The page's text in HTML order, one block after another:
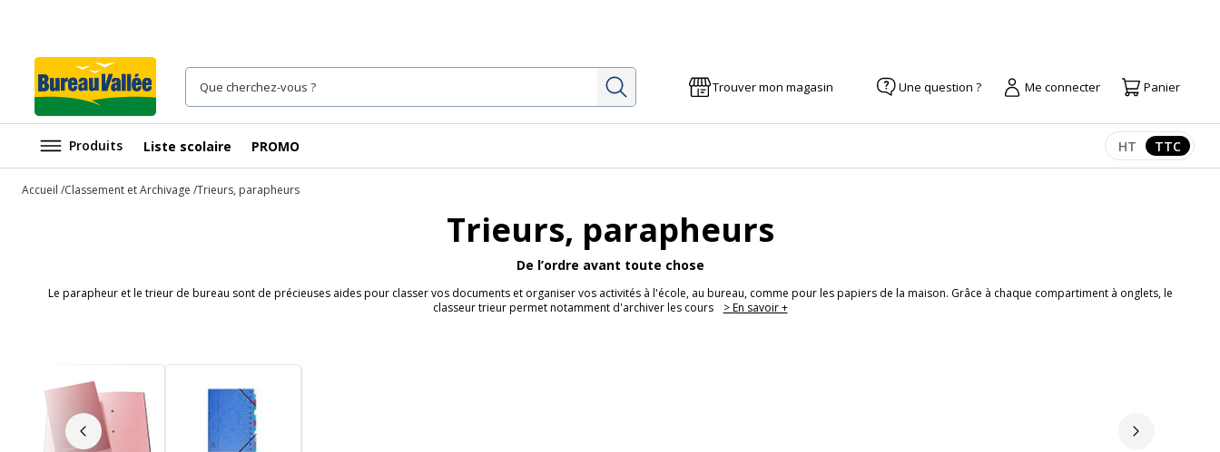
Rechercher Trouver mon magasin Une question ? Me connecter Panier
Produits Liste scolaire PROMO Afficher les
HT TTC
Accueil Classement et Archivage Trieurs, parapheurs
Trieurs, parapheurs
De l’ordre avant toute chose
Le parapheur et le trieur de bureau sont de précieuses aides pour classer vos documents et organiser vos activités à l'école, au bureau, comme pour les papiers de la maison. Grâce à chaque compartiment à onglets, le
classeur trieur permet notamment d'archiver les cours
> En savoir +
Slide précédent Slide